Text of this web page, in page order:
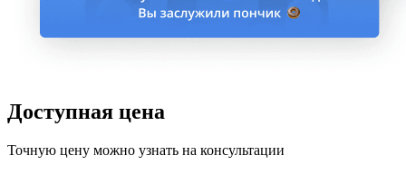
Доступная цена
Точную цену можно узнать на консультации